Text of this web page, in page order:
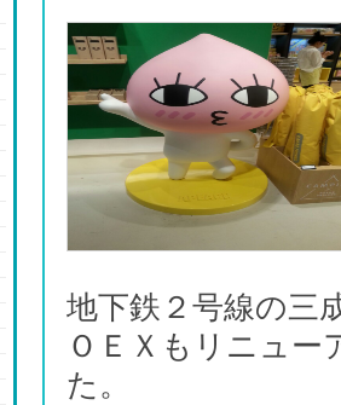
地下鉄２号線の三
ＯＥＸもリニュー
た。